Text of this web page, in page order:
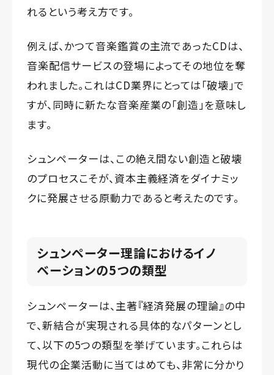
れるという考え方です。
例えば、かつて音楽鑑賞の主流であったCDは、
音楽配信サービスの登場によってその地位を奪
われました。これはCD業界にとっては「破壊」で
すが、同時に新たな音楽産業の「創造」を意味し
ます。
シュンペーターは、この絶え間ない創造と破壊
のプロセスこそが、資本主義経済をダイナミッ
クに発展させる原動力であると考えたのです。
シュンペーター理論におけるイノ
ベーションの5つの類型
シュンペーターは、主著『経済発展の理論』の中
で、新結合が実現される具体的なパターンとし
て、以下の5つの類型を挙げています。これらは
現代の企業活動に当てはめても、非常に分かり